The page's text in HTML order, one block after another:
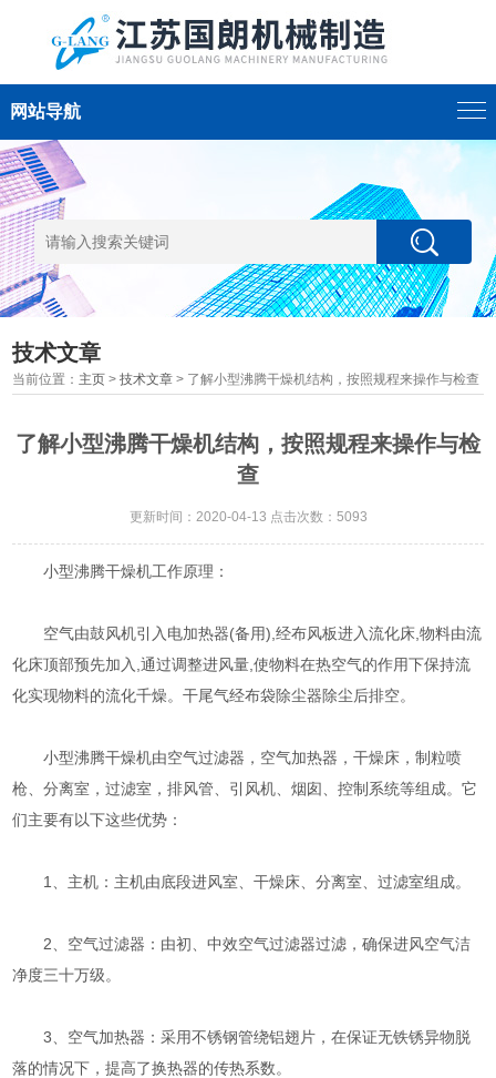
网站导航
技术文章
当前位置： 主页 >技术文章 > 了解小型沸腾干燥机结构，按照规程来操作与检查
了解小型沸腾干燥机结构，按照规程来操作与检
查
更新时间：2020-04-13 点击次数：5093
小型沸腾干燥机工作原理：
空气由鼓风机引入电加热器(备用),经布风板进入流化床,物料由流
化床顶部预先加入,通过调整进风量,使物料在热空气的作用下保持流
化实现物料的流化千燥。干尾气经布袋除尘器除尘后排空。
小型沸腾干燥机由空气过滤器，空气加热器，干燥床，制粒喷
枪、分离室，过滤室，排风管、引风机、烟囱、控制系统等组成。它
们主要有以下这些优势：
1、主机：主机由底段进风室、干燥床、分离室、过滤室组成。
2、空气过滤器：由初、中效空气过滤器过滤，确保进风空气洁
净度三十万级。
3、空气加热器：采用不锈钢管绕铝翅片，在保证无铁锈异物脱
落的情况下，提高了换热器的传热系数。